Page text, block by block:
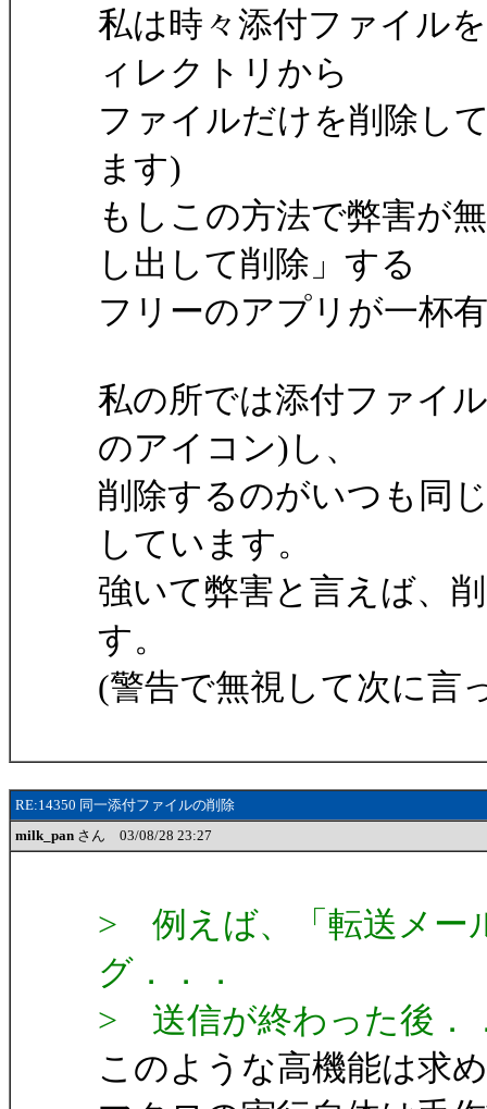
私は時々添付ファイル
ィレクトリから
ファイルだけを削除し
ます)
もしこの方法で弊害が
し出して削除」する
フリーのアプリが一杯
私の所では添付ファイ
のアイコン)し、
削除するのがいつも同
しています。
強いて弊害と言えば、
す。
(警告で無視して次に言
RE:14350 同一添付ファイルの削除
milk_pan さん 03/08/28 23:27
> 例えば、「転送メー
グ．．．
> 送信が終わった後．
このような高機能は求